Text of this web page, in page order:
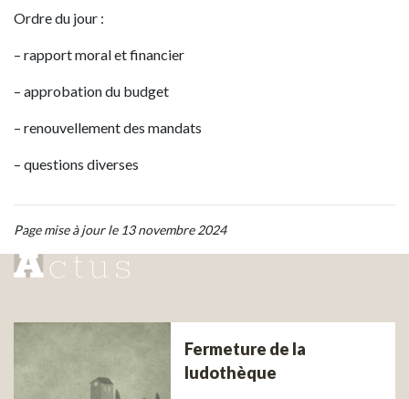
Ordre du jour :
– rapport moral et financier
– approbation du budget
– renouvellement des mandats
– questions diverses
Page mise à jour le 13 novembre 2024
Fermeture de la
ludothèque